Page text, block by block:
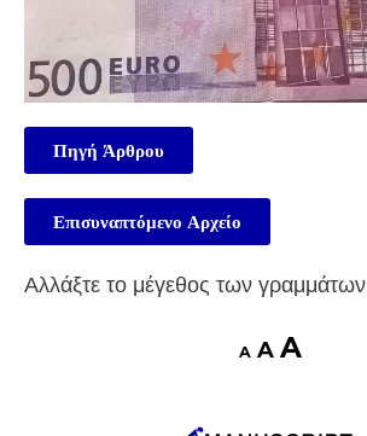
Πηγή Άρθρου
Επισυναπτόμενο Αρχείο
Αλλάξτε το μέγεθος των γραμμάτων
A A A